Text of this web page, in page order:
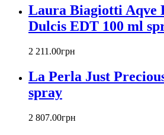
Christian Audigier
Christian Dior
Christian Lacroix
Cindy Crawford
Clinique
Clive Christian
CnR Create
Comme Des Garcons
Laura Biagiotti Aqve
Dulcis EDT 100 ml
2 211 .00грн
La Perla Just
spray
2 807.00грн